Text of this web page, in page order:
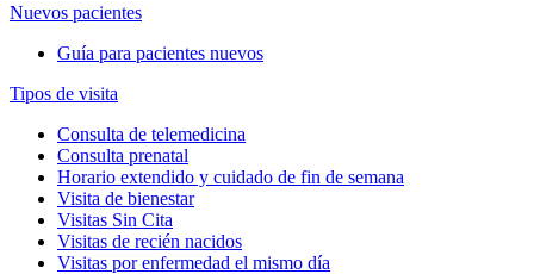
Nuevos pacientes
Guía para pacientes nuevos
Tipos de visita
Consulta de telemedicina
Consulta prenatal
Horario extendido y cuidado de fin de semana
Visita de bienestar
Visitas Sin Cita
Visitas de recién nacidos
Visitas por enfermedad el mismo día